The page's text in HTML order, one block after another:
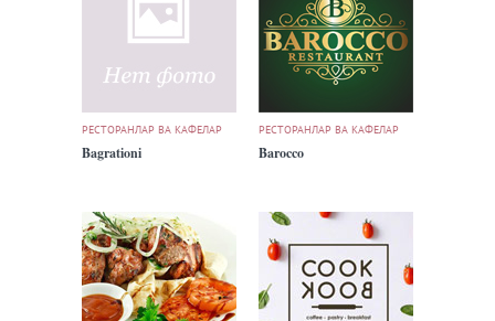
РЕСТОРАНЛАР ВА КАФЕЛАР
Bagrationi
РЕСТОРАНЛАР ВА КАФЕЛАР
Barocco